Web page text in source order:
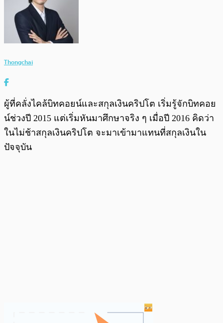
Thongchai
ผู้ที่คลั่งไคล้บิทคอยน์และสกุลเงินคริปโต เริ่มรู้จักบิทคอย
น์ช่วงปี 2015 แต่เริ่มหันมาศึกษาจริง ๆ เมื่อปี 2016 คิดว่า
ในไม่ช้าสกุลเงินคริปโต จะมาเข้ามาแทนที่สกุลเงินใน
ปัจจุบัน